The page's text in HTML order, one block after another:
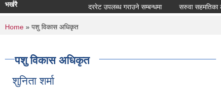
भर्खरै दररेट उपलब्ध गराउने सम्बन्धमा सरुवा सहमतिका
You are here
Home » पशु विकास अधिकृत
पशु विकास अधिकृत
शुनिता शर्मा